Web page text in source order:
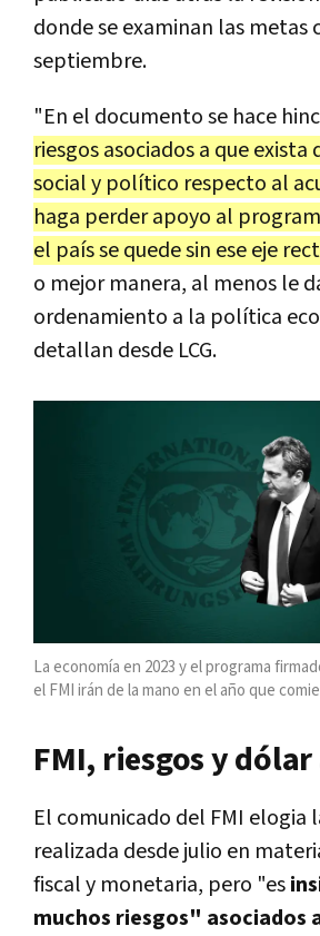
donde se examinan las metas
septiembre.
"En el documento se hace
riesgos asociados a que
social y político respecto al
haga perder apoyo al
el país se quede sin ese eje
o mejor manera, al menos le
ordenamiento a la política
detallan desde LCG.
La economía en 2023 y el programa
el FMI irán de la mano en el año que
FMI, riesgos y
El comunicado del FMI elogia
realizada desde julio en
fiscal y monetaria, pero "es
muchos riesgos" asociados